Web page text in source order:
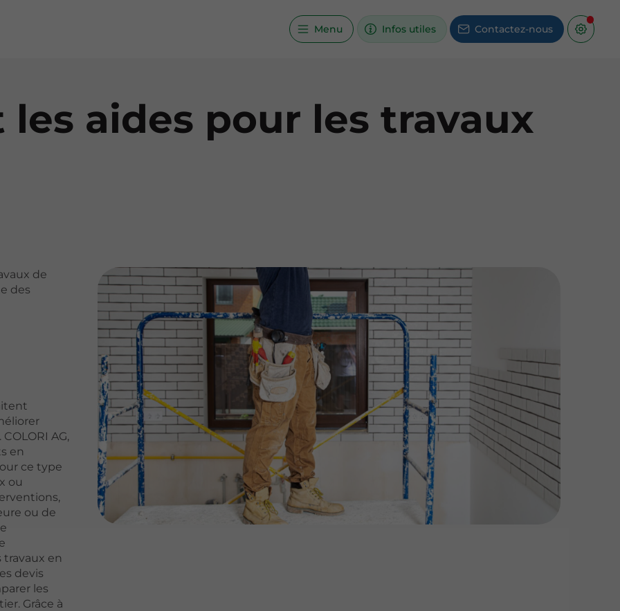
Menu Infos utiles Contactez-nous
les aides pour les travaux
de
des
AG,
en
ce type
ou
ou de
travaux en
devis
les
Grâce à